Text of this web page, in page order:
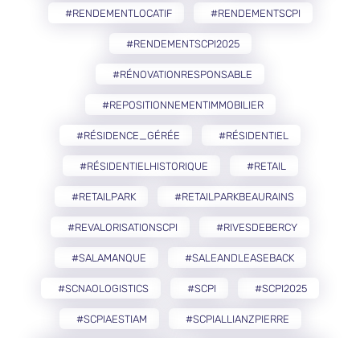
#RENDEMENTLOCATIF #RENDEMENTSCPI
#RENDEMENTSCPI2025
#RÉNOVATIONRESPONSABLE
#REPOSITIONNEMENTIMMOBILIER
#RÉSIDENCE_GÉRÉE #RÉSIDENTIEL
#RÉSIDENTIELHISTORIQUE #RETAIL
#RETAILPARK #RETAILPARKBEAURAINS
#REVALORISATIONSCPI #RIVESDEBERCY
#SALAMANQUE #SALEANDLEASEBACK
#SCNAOLOGISTICS #SCPI #SCPI2025
#SCPIAESTIAM #SCPIALLIANZPIERRE